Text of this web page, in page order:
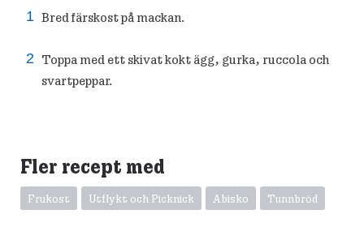
Bred färskost på mackan.
Toppa med ett skivat kokt ägg, gurka, ruccola och
svartpeppar.
Fler recept med
Frukost Utflykt och Picknick Abisko Tunnbröd